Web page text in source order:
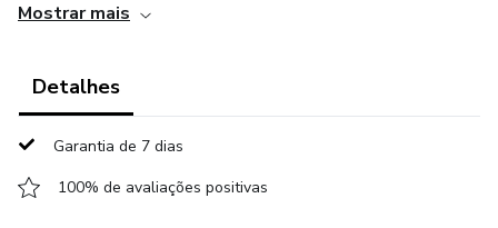
Como aplicar a Inteligência Emocional em cada um dos
do seu processo de vendas.
Mostrar mais
Detalhes
Garantia de 7 dias
100% de avaliações positivas